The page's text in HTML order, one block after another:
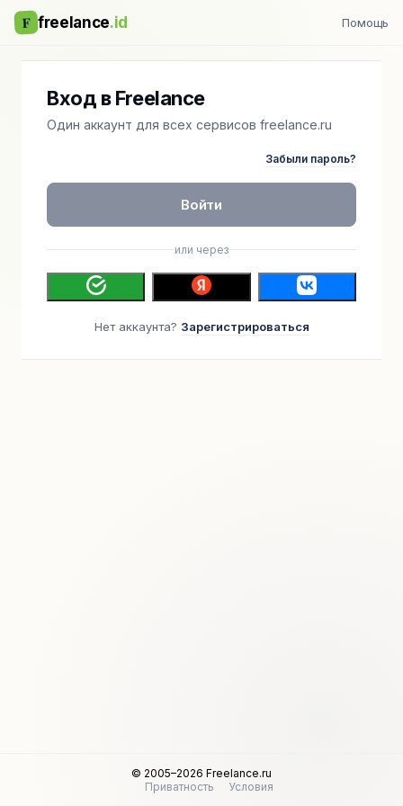
F freelance.id Помощь
Вход в Freelance
Один аккаунт для всех сервисов freelance.ru
Забыли пароль?
Войти
или через
Нет аккаунта? Зарегистрироваться
© 2005–2026 Freelance.ru
Приватность
Условия